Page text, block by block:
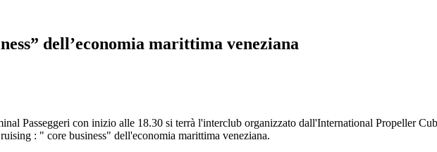
dell’economia marittima veneziana
Passeggeri con inizio alle 18.30 si terrà l'interclub organizzato dall'International Propeller
: " core business" dell'economia marittima veneziana.